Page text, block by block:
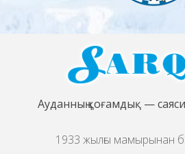
Ауданның қоғамдық —
1933 жылғы мамырынан